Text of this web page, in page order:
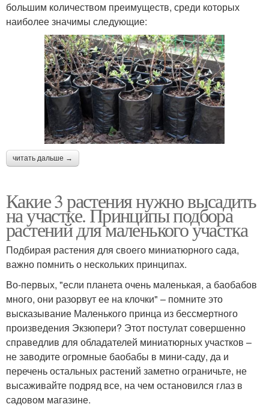
большим количеством преимуществ, среди которых
наиболее значимы следующие:
читать дальше →
Какие 3 растения нужно высадить
на участке. Принципы подбора
растений для маленького участка
Подбирая растения для своего миниатюрного сада,
важно помнить о нескольких принципах.
Во-первых, "если планета очень маленькая, а баобабов
много, они разорвут ее на клочки" – помните это
высказывание Маленького принца из бессмертного
произведения Экзюпери? Этот постулат совершенно
справедлив для обладателей миниатюрных участков –
не заводите огромные баобабы в мини-саду, да и
перечень остальных растений заметно ограничьте, не
высаживайте подряд все, на чем остановился глаз в
садовом магазине.